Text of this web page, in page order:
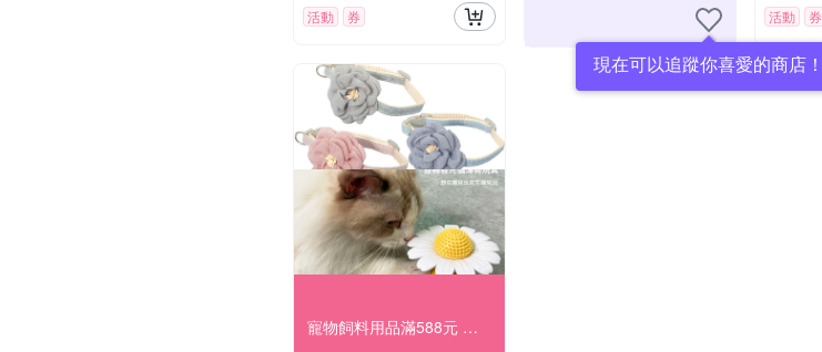
活動 券
現在可以追蹤你喜愛的商店！
活動 券
寵物飼料用品滿588元 享84折